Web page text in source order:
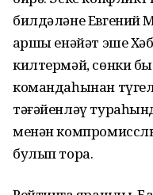
билдәләне
ҡаршы енәйәт эше
килтермәй, сөнки
командаһынан
тәғәйенләү
менән
булып тора.